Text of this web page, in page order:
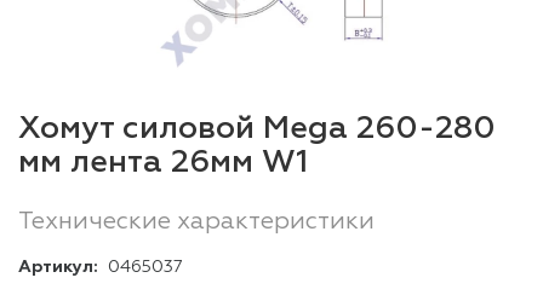
Хомут силовой Mega 260-280
мм лента 26мм W1
Технические характеристики
Артикул: 0465037